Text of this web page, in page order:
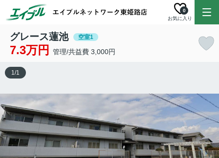
お気に入り
0
グレース蓮池 空室1
7.3万円 管理/共益費 3,000円
1/1